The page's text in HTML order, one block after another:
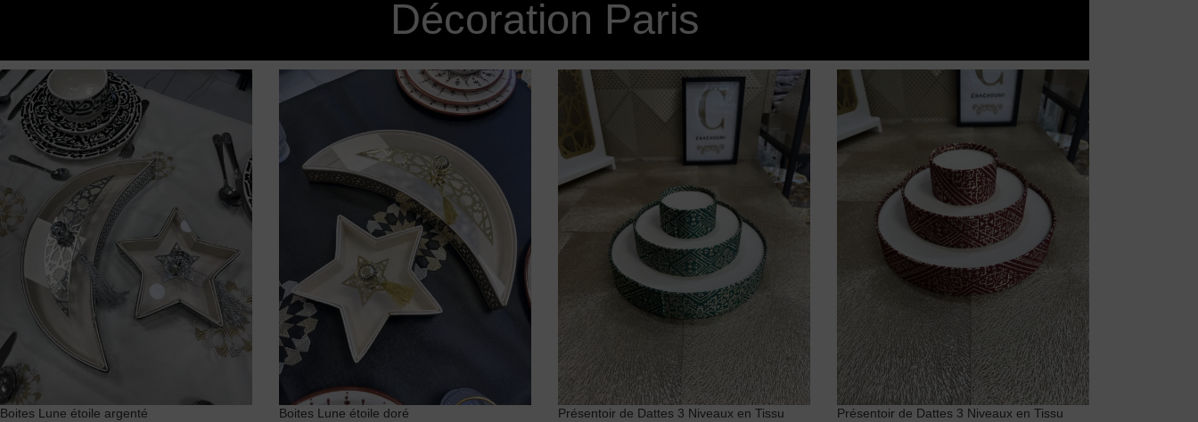
Décoration Paris
Boites Lune étoile argenté Boites Lune étoile doré
Présentoir de Dattes 3 Niveaux en Tissu
Présentoir de Dattes 3 Niveaux en Tissu